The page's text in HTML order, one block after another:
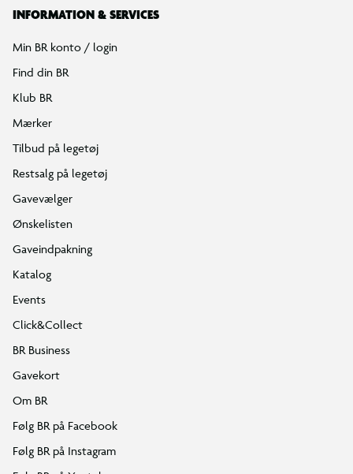
INFORMATION & SERVICES
Min BR konto / login
Find din BR
Klub BR
Mærker
Tilbud på legetøj
Restsalg på legetøj
Gavevælger
Ønskelisten
Gaveindpakning
Katalog
Events
Click&Collect
BR Business
Gavekort
Om BR
Følg BR på Facebook
Følg BR på Instagram